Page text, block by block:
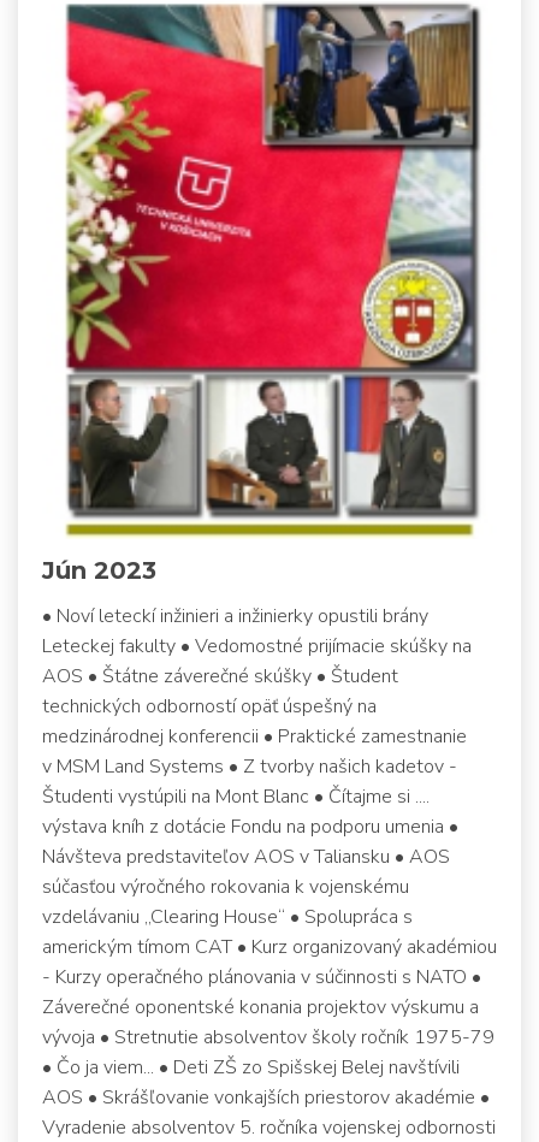
Jún 2023
• Noví leteckí inžinieri a inžinierky opustili brány
Leteckej fakulty • Vedomostné prijímacie skúšky na
AOS • Štátne záverečné skúšky • Študent
technických odborností opäť úspešný na
medzinárodnej konferencii • Praktické zamestnanie
v MSM Land Systems • Z tvorby našich kadetov -
Študenti vystúpili na Mont Blanc • Čítajme si ....
výstava kníh z dotácie Fondu na podporu umenia •
Návšteva predstaviteľov AOS v Taliansku • AOS
súčasťou výročného rokovania k vojenskému
vzdelávaniu „Clearing House“ • Spolupráca s
americkým tímom CAT • Kurz organizovaný akadémiou
- Kurzy operačného plánovania v súčinnosti s NATO •
Záverečné oponentské konania projektov výskumu a
vývoja • Stretnutie absolventov školy ročník 1975-79
• Čo ja viem... • Deti ZŠ zo Spišskej Belej navštívili
AOS • Skrášľovanie vonkajších priestorov akadémie •
Vyradenie absolventov 5. ročníka vojenskej odbornosti